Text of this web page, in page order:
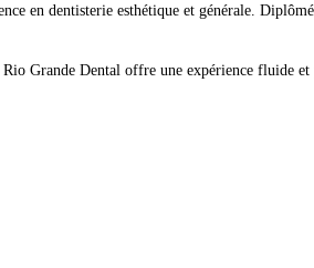
en dentisterie esthétique et générale.
Grande Dental offre une expérience fluide